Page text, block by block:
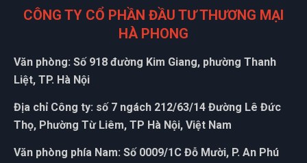
CÔNG TY CỔ PHẦN ĐẦU TƯ THƯƠNG MẠI
HÀ PHONG
Văn phòng: Số 918 đường Kim Giang, phường Thanh
Liệt, TP. Hà Nội
Địa chỉ Công ty: số 7 ngách 212/63/14 Đường Lê Đức
Thọ, Phường Từ Liêm, TP Hà Nội, Việt Nam
Văn phòng phía Nam: Số 0009/1C Đỗ Mười, P. An Phú